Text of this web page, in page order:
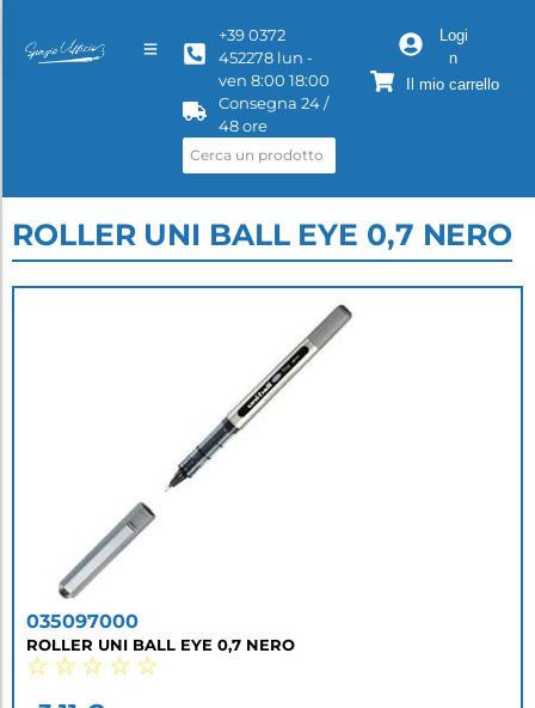
+39 0372
452278 lun -
ven 8:00 18:00
Consegna 24 /
48 ore
Logi
n
Il mio carrello
ROLLER UNI BALL EYE 0,7 NERO
035097000
ROLLER UNI BALL EYE 0,7 NERO
☆ ☆ ☆ ☆ ☆